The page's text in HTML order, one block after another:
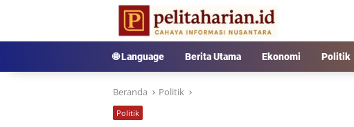
🌐 Language Berita Utama Ekonomi Politik
Beranda Politik
Politik